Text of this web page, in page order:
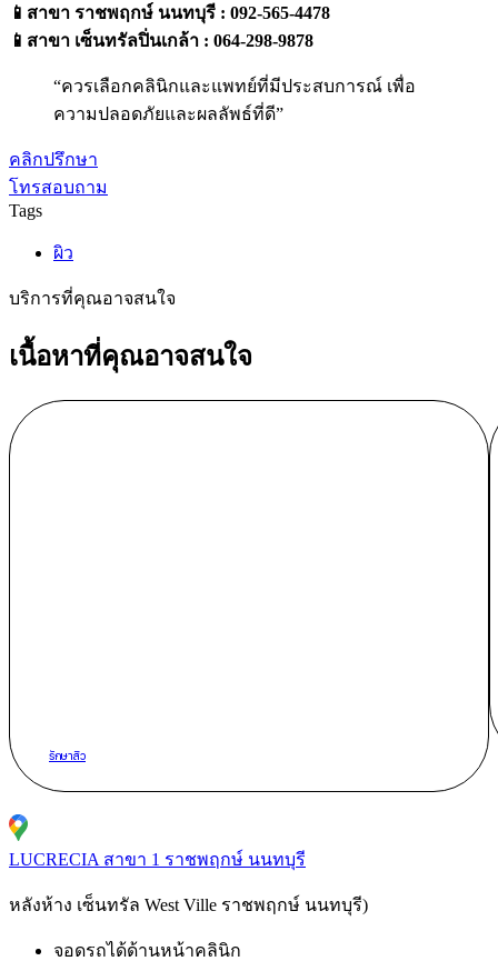
📱สาขา ราชพฤกษ์ นนทบุรี : 092-565-4478
📱สาขา เซ็นทรัลปิ่นเกล้า : 064-298-9878
“ควรเลือกคลินิกและแพทย์ที่มีประสบการณ์ เพื่อ
ความปลอดภัยและผลลัพธ์ที่ดี”
คลิกปรึกษา
โทรสอบถาม
Tags
ผิว
บริการที่คุณอาจสนใจ
เนื้อหาที่คุณอาจสนใจ
รักษาสิว
LUCRECIA สาขา 1 ราชพฤกษ์ นนทบุรี
หลังห้าง เซ็นทรัล West Ville ราชพฤกษ์ นนทบุรี)​
จอดรถได้ด้านหน้าคลินิก